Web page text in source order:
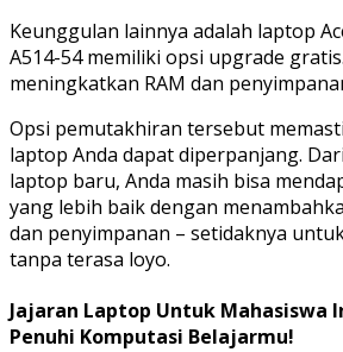
Keunggulan lainnya adalah laptop
A514-54 memiliki opsi upgrade
meningkatkan RAM dan
Opsi pemutakhiran tersebut
laptop Anda dapat diperpanjang.
laptop baru, Anda masih bisa
yang lebih baik dengan
dan penyimpanan – setidaknya
tanpa terasa loyo.
Jajaran Laptop Untuk Mahasiswa
Penuhi Komputasi Belajarmu!